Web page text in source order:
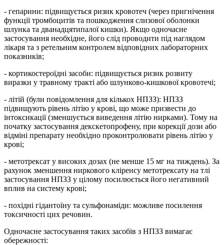
- гепарини: підвищується ризик кровотеч (через пригнічення
функції тромбоцитів та пошкодження слизової оболонки
шлунка та дванадцятипалої кишки). Якщо одночасне
застосування необхідне, його слід проводити під наглядом
лікаря та з ретельним контролем відповідних лабораторних
показників;
- кортикостероїдні засоби: підвищується ризик розвиту
виразки у травному тракті або шлунково-кишкової кровотечі;
- літій (були повідомлення для кількох НПЗЗ): НПЗЗ
підвищують рівень літію у крові, що може призвести до
інтоксикації (зменшується виведення літію нирками). Тому на
початку застосування декскетопрофену, при корекції дози або
відміні препарату необхідно проконтролювати рівень літію у
крові;
- метотрексат у високих дозах (не менше 15 мг на тиждень). За
рахунок зменшення ниркового кліренсу метотрексату на тлі
застосування НПЗЗ у цілому посилюється його негативний
вплив на систему крові;
- похідні гідантоїну та сульфонаміди: можливе посилення
токсичності цих речовин.
Одночасне застосування таких засобів з НПЗЗ вимагає
обережності: